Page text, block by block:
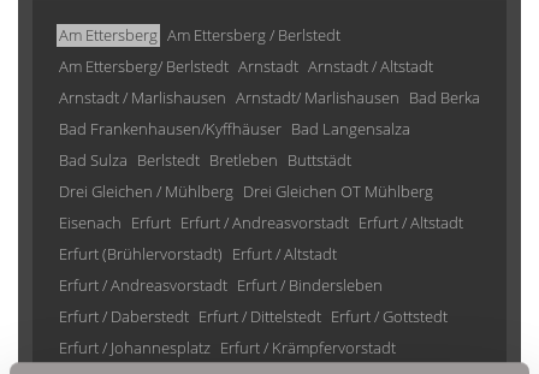
Am Ettersberg Am Ettersberg / Berlstedt
Am Ettersberg/ Berlstedt Arnstadt Arnstadt / Altstadt
Arnstadt / Marlishausen Arnstadt/ Marlishausen Bad Berka
Bad Frankenhausen/Kyffhäuser Bad Langensalza
Bad Sulza Berlstedt Bretleben Buttstädt
Drei Gleichen / Mühlberg Drei Gleichen OT Mühlberg
Eisenach Erfurt Erfurt / Andreasvorstadt Erfurt / Altstadt
Erfurt (Brühlervorstadt) Erfurt / Altstadt
Erfurt / Andreasvorstadt Erfurt / Bindersleben
Erfurt / Daberstedt Erfurt / Dittelstedt Erfurt / Gottstedt
Erfurt / Johannesplatz Erfurt / Krämpfervorstadt